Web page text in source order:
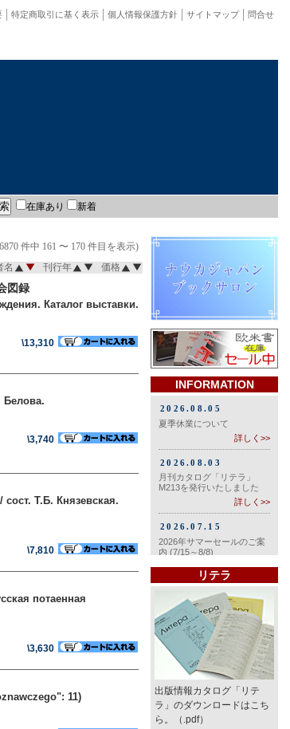
問合せ
サイトマップ
個人情報保護方針
特定商取引に基く表示
在庫あり 新着
件中 161 〜 170 件目を表示)
名 刊行年 価格
図録
Каталог выставки.
\13,310
Белова.
\3,740
Т.Б. Князевская.
\7,810
потаенная
\3,630
11)
INFORMATION
リテラ
出版情報カタログ「リテ
ラ」のダウンロードはこち
ら。（.pdf）